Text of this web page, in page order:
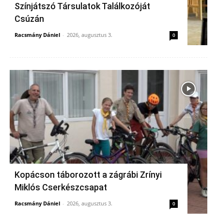
Színjátszó Társulatok Találkozóját
Csúzán
Racsmány Dániel - 2026, augusztus 3. 0
Kopácson táborozott a zágrábi Zrínyi
Miklós Cserkészcsapat
Racsmány Dániel - 2026, augusztus 3. 0